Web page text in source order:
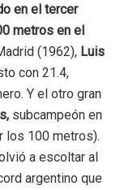
en el tercer
metros en el
(1962), Luis
con 21.4,
Y el otro gran
subcampeón en
los 100 metros).
a escoltar al
argentino que